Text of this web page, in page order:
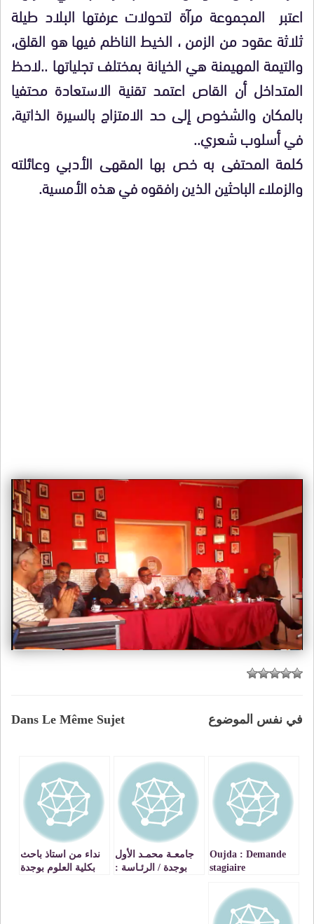
اعتبر المجموعة مرآة لتحولات عرفتها البلاد طيلة
ثلاثة عقود من الزمن ، الخيط الناظم فيها هو القلق،
والتيمة المهيمنة هي الخيانة بمختلف تجلياتها ..لاحظ
المتداخل أن القاص اعتمد تقنية الاستعادة محتفيا
بالمكان والشخوص إلى حد الامتزاج بالسيرة الذاتية،
في أسلوب شعري..
كلمة المحتفى به خص بها المقهى الأدبي وعائلته
والزملاء الباحثين الذين رافقوه في هذه الأمسية.
Dans Le Même Sujet في نفس الموضوع
Oujda : Demande
stagiaire
جامعـة محمـد الأول
بوجدة / الرئـاسة :
نداء من استاذ باحث
بكلية العلوم بوجدة